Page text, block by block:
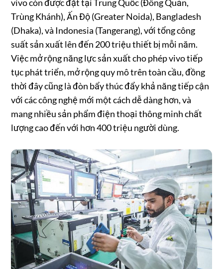
vivo còn được đặt tại Trung Quốc (Đông Quản,
Trùng Khánh), Ấn Độ (Greater Noida), Bangladesh
(Dhaka), và Indonesia (Tangerang), với tổng công
suất sản xuất lên đến 200 triệu thiết bị mỗi năm.
Việc mở rộng năng lực sản xuất cho phép vivo tiếp
tục phát triển, mở rộng quy mô trên toàn cầu, đồng
thời đây cũng là đòn bẩy thúc đẩy khả năng tiếp cận
với các công nghệ mới một cách dễ dàng hơn, và
mang nhiều sản phẩm điện thoại thông minh chất
lượng cao đến với hơn 400 triệu người dùng.